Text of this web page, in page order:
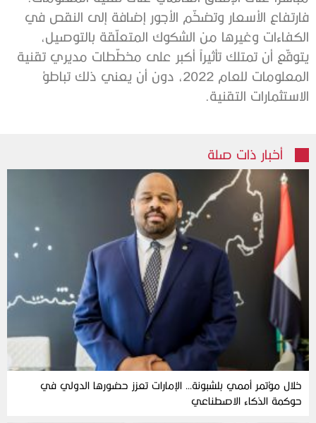
فارتفاع الأسعار وتضخّم الأجور إضافة إلى النقص في
الكفاءات وغيرها من الشكوك المتعلّقة بالتوصيل،
يتوقّع أن تمتلك تأثيراً أكبر على مخطّطات مديري تقنية
المعلومات للعام 2022، دون أن يعني ذلك تباطؤ
الاستثمارات التقنية.
أخبار ذات صلة
خلال مؤتمر أممي بلشبونة… الإمارات تعزز حضورها الدولي في
حوكمة الذكاء الاصطناعي